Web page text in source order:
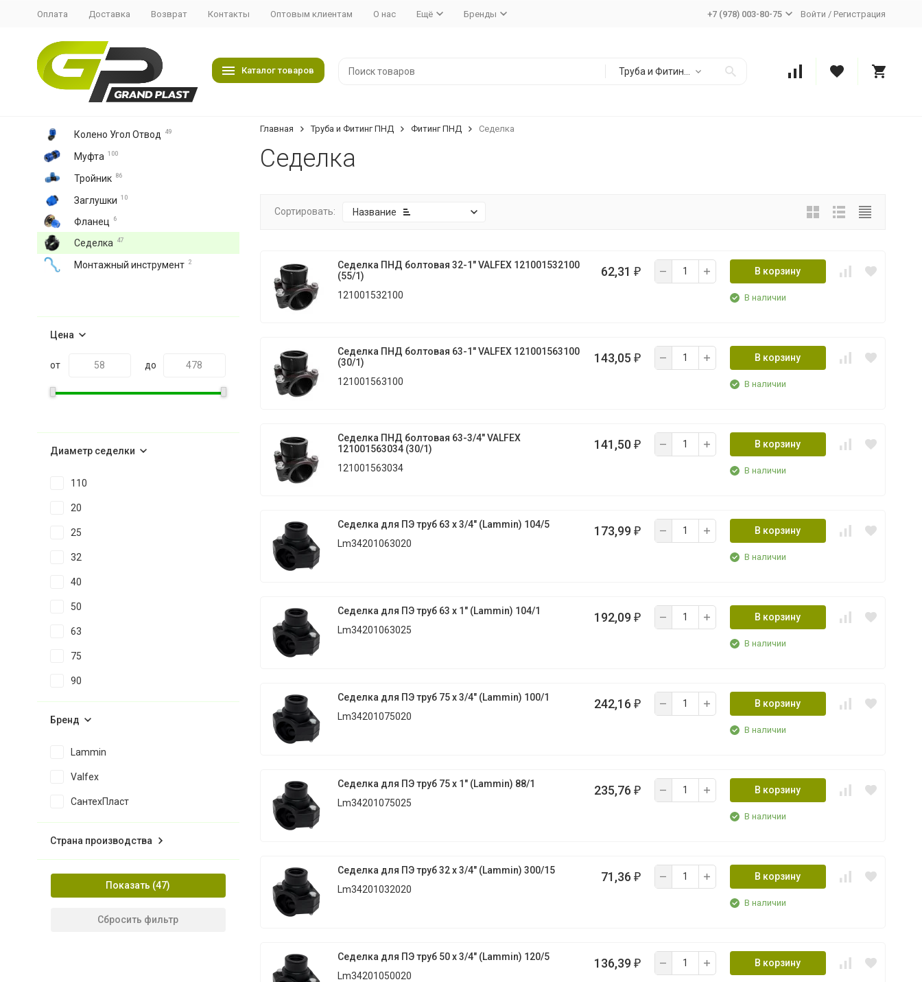
Оплата Доставка Возврат Контакты Оптовым клиентам О нас Ещё Бренды +7 (978) 003-80-75 Войти / Регистрация
Каталог товаров
Главная Труба и Фитинг ПНД Фитинг ПНД Седелка
Седелка
Сортировать: Название
Седелка ПНД болтовая 32-1" VALFEX 121001532100
(55/1)
121001532100
62,31 ₽ В корзину
В наличии
Седелка ПНД болтовая 63-1" VALFEX 121001563100
(30/1)
121001563100
143,05 ₽ В корзину
В наличии
Седелка ПНД болтовая 63-3/4" VALFEX
121001563034 (30/1)
121001563034
141,50 ₽ В корзину
В наличии
Седелка для ПЭ труб 63 х 3/4" (Lammin) 104/5
Lm34201063020
173,99 ₽ В корзину
В наличии
Седелка для ПЭ труб 63 х 1" (Lammin) 104/1
Lm34201063025
192,09 ₽ В корзину
В наличии
Седелка для ПЭ труб 75 х 3/4" (Lammin) 100/1
Lm34201075020
242,16 ₽ В корзину
В наличии
Седелка для ПЭ труб 75 х 1" (Lammin) 88/1
Lm34201075025
235,76 ₽ В корзину
В наличии
Седелка для ПЭ труб 32 х 3/4" (Lammin) 300/15
Lm34201032020
71,36 ₽ В корзину
В наличии
Седелка для ПЭ труб 50 х 3/4" (Lammin) 120/5
Lm34201050020
136,39 ₽ В корзину
Колено Угол Отвод 49
Муфта 100
Тройник 86
Заглушки 10
Фланец 6
Седелка 47
Монтажный инструмент 2
Цена
от до
Диаметр седелки
110
20
25
32
40
50
63
75
90
Бренд
Lammin
Valfex
СантехПласт
Страна производства
Показать
Сбросить фильтр